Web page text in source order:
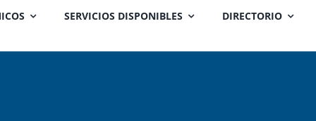
SERVICIOS DISPONIBLES DIRECTORIO